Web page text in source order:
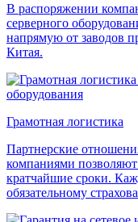
В распоряжении
серверного
напрямую от заводов
Китая.
Грамотная логистика
Партнерские
компаниями позволяют
кратчайшие сроки.
обязательному